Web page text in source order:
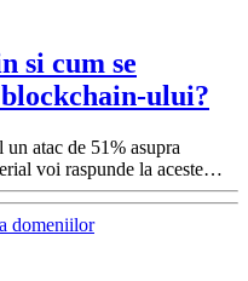
si cum se
ului?
atac de 51% asupra
voi raspunde la aceste…